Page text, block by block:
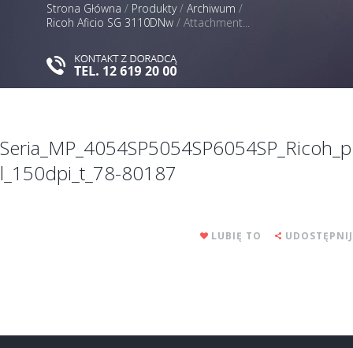
Strona Główna / Produkty/ Archiwum /
Ricoh Aficio SG 3110DNw / Attachment...
Seria_MP_4054SP5054SP6054SP_Ricoh_p
l_150dpi_t_78-80187
LUBIĘ TO UDOSTĘPNIJ